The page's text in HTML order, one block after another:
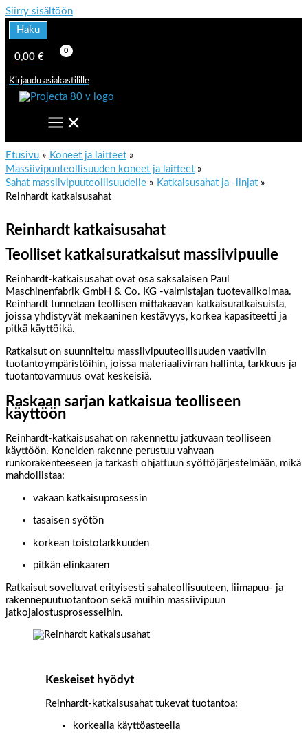
Siirry sisältöön
Haku
0,00 €
Kirjaudu asiakastilille
Etusivu
Koneet ja laitteet
Massiivipuuteollisuuden koneet ja laitteet
Sahat massiivipuuteollisuudelle
Katkaisusahat ja -linjat
Reinhardt katkaisusahat
Reinhardt katkaisusahat
Teolliset katkaisuratkaisut massiivipuulle
Reinhardt-katkaisusahat ovat osa saksalaisen Paul
Maschinenfabrik GmbH & Co. KG -valmistajan tuotevalikoimaa.
Reinhardt tunnetaan teollisen mittakaavan katkaisuratkaisuista,
joissa yhdistyvät mekaaninen kestävyys, korkea kapasiteetti ja
pitkä käyttöikä.
Ratkaisut on suunniteltu massiivipuuteollisuuden vaativiin
tuotantoympäristöihin, joissa materiaalivirran hallinta, tarkkuus ja
tuotantovarmuus ovat keskeisiä.
Raskaan sarjan katkaisua teolliseen
käyttöön
Reinhardt-katkaisusahat on rakennettu jatkuvaan teolliseen
käyttöön. Koneiden rakenne perustuu vahvaan
runkorakenteeseen ja tarkasti ohjattuun syöttöjärjestelmään, mikä
mahdollistaa:
vakaan katkaisuprosessin
tasaisen syötön
korkean toistotarkkuuden
pitkän elinkaaren
Ratkaisut soveltuvat erityisesti sahateollisuuteen, liimapuu- ja
rakennepuutuotantoon sekä muihin massiivipuun
jatkojalostusprosesseihin.
Keskeiset hyödyt
Reinhardt-katkaisusahat tukevat tuotantoa:
korkealla käyttöasteella